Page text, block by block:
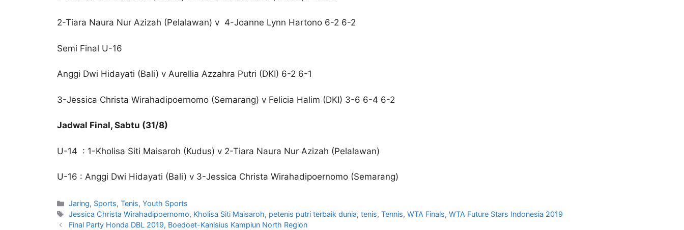
2-Tiara Naura Nur Azizah (Pelalawan) v 4-Joanne Lynn Hartono 6-2 6-2
Semi Final U-16
Anggi Dwi Hidayati (Bali) v Aurellia Azzahra Putri (DKI) 6-2 6-1
3-Jessica Christa Wirahadipoernomo (Semarang) v Felicia Halim (DKI) 3-6 6-4 6-2
Jadwal Final, Sabtu (31/8)
U-14 : 1-Kholisa Siti Maisaroh (Kudus) v 2-Tiara Naura Nur Azizah (Pelalawan)
U-16 : Anggi Dwi Hidayati (Bali) v 3-Jessica Christa Wirahadipoernomo (Semarang)
Jaring, Sports,Tenis,Youth Sports
Jessica Christa Wirahadipoernomo, Kholisa Siti Maisaroh, petenis putri terbaik dunia,tenis,Tennis,WTA Finals,WTA Future Stars Indonesia 2019
Final Party Honda DBL 2019, Boedoet-Kanisius Kampiun North Region